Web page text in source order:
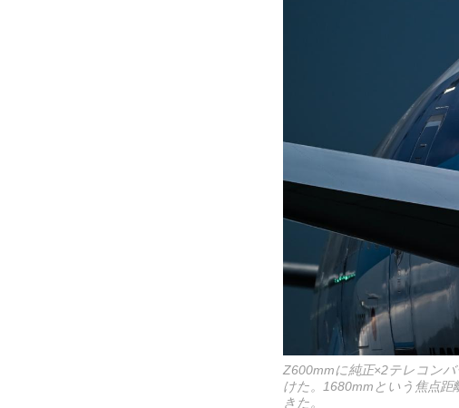
Z600mmに純正×2テレコン
けた。1680mmという焦点
きた。